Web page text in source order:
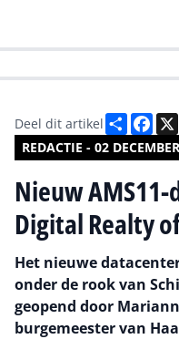
REDACTIE - 02
Deel dit artikel Deel
Nieuw
Digital Realty
Het nieuwe
onder de rook van
geopend door
burgemeester van